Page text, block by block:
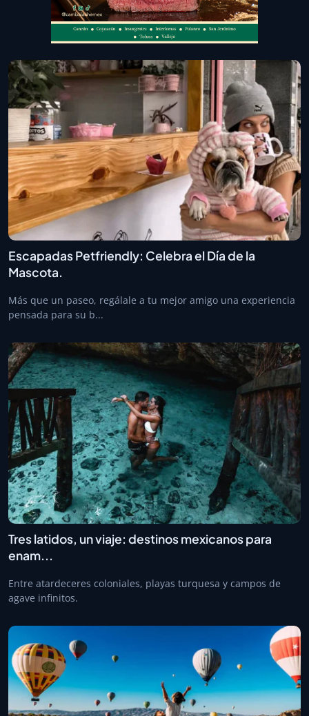
Escapadas Petfriendly: Celebra el Día de la
Mascota.
Más que un paseo, regálale a tu mejor amigo una experiencia
pensada para su b...
Tres latidos, un viaje: destinos mexicanos para
enam...
Entre atardeceres coloniales, playas turquesa y campos de
agave infinitos.